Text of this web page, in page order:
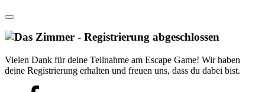
Vielen Dank für deine Teilnahme am Escape Game! Wir haben
deine Registrierung erhalten und freuen uns, dass du dabei bist.